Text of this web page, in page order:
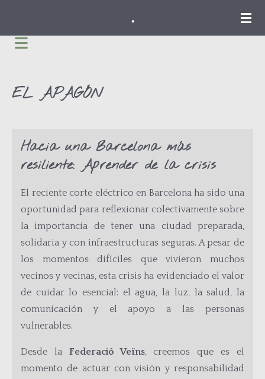
contenido
.
EL APAGÓN
Hacia una Barcelona más
resiliente: Aprender de la crisis
El reciente corte eléctrico en Barcelona ha sido una
oportunidad para reflexionar colectivamente sobre
la importancia de tener una ciudad preparada,
solidaria y con infraestructuras seguras. A pesar de
los momentos difíciles que vivieron muchos
vecinos y vecinas, esta crisis ha evidenciado el valor
de cuidar lo esencial: el agua, la luz, la salud, la
comunicación y el apoyo a las personas
vulnerables.
Desde la Federació Veïns, creemos que es el
momento de actuar con visión y responsabilidad